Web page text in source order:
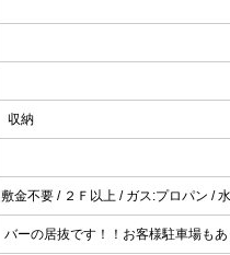
収納
敷金不要 / ２Ｆ以上 / ガス:プロパン /
バーの居抜です！！お客様駐車場も